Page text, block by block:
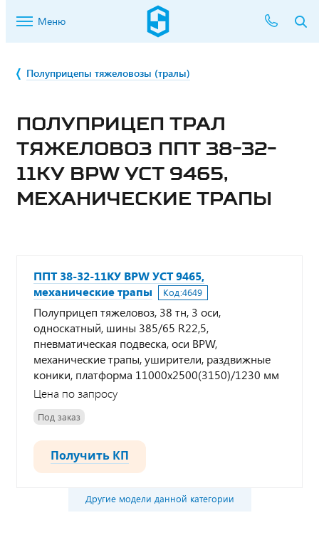
Меню
Полуприцепы тяжеловозы (тралы)
ПОЛУПРИЦЕП ТРАЛ
ТЯЖЕЛОВОЗ ППТ 38-32-
11КУ BPW УСТ 9465,
МЕХАНИЧЕСКИЕ ТРАПЫ
ППТ 38-32-11КУ BPW УСТ 9465,
механические трапы
Код:4649
Полуприцеп тяжеловоз, 38 тн, 3 оси,
односкатный, шины 385/65 R22,5,
пневматическая подвеска, оси BPW,
механические трапы, уширители, раздвижные
коники, платформа 11000х2500(3150)/1230 мм
Цена по запросу
Под заказ
Получить КП
Другие модели данной категории